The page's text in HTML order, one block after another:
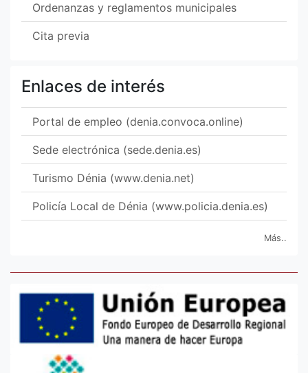
Ordenanzas y reglamentos municipales
Cita previa
Enlaces de interés
Portal de empleo (denia.convoca.online)
Sede electrónica (sede.denia.es)
Turismo Dénia (www.denia.net)
Policía Local de Dénia (www.policia.denia.es)
Más..